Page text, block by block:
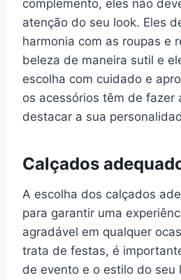
complemento, eles não
atenção do seu look. Eles
harmonia com as roupas e
beleza de maneira sutil e
escolha com cuidado e
os acessórios têm de fazer
destacar a sua
Calçados
A escolha dos calçados
para garantir uma
agradável em qualquer
trata de festas, é
de evento e o estilo do seu